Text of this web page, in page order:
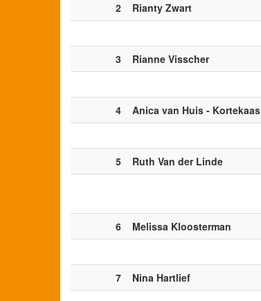
2
Rianty Zwart
3
Rianne Visscher
4
Anica van Huis - Kortekaas
5
Ruth Van der Linde
6
Melissa Kloosterman
7
Nina Hartlief